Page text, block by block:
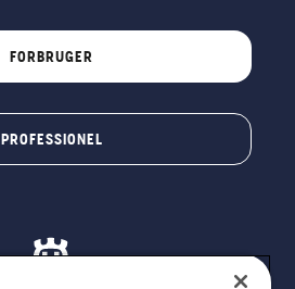
FORBRUGER
PROFESSIONEL